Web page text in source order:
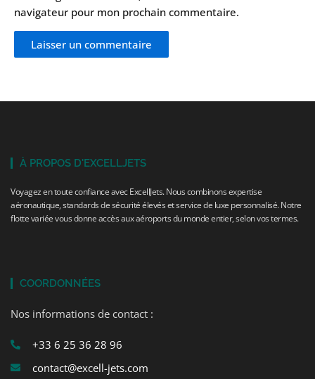
navigateur pour mon prochain commentaire.
À PROPOS D'EXCELLJETS
Voyagez en toute confiance avec ExcellJets. Nous combinons expertise
aéronautique, standards de sécurité élevés et service de luxe personnalisé. Notre
flotte variée vous donne accès aux aéroports du monde entier, selon vos termes.
COORDONNÉES
Nos informations de contact :
+33 6 25 36 28 96
contact@excell-jets.com